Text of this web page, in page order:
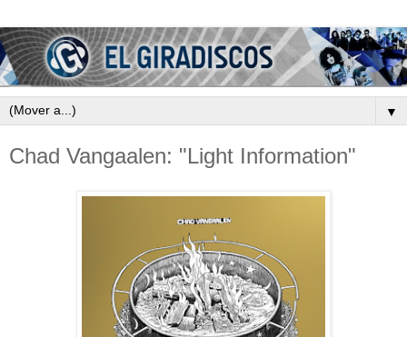
▼
Chad Vangaalen: "Light Information"